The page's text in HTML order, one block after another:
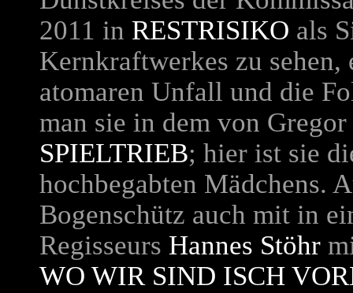
2011 in RESTRISIKO als
Kernkraftwerkes zu
atomaren Unfall und die
man sie in dem von
SPIELTRIEB; hier ist sie
hochbegabten Mädchens.
Bogenschütz auch mit in
Regisseurs Hannes Stöhr
WO WIR SIND ISCH